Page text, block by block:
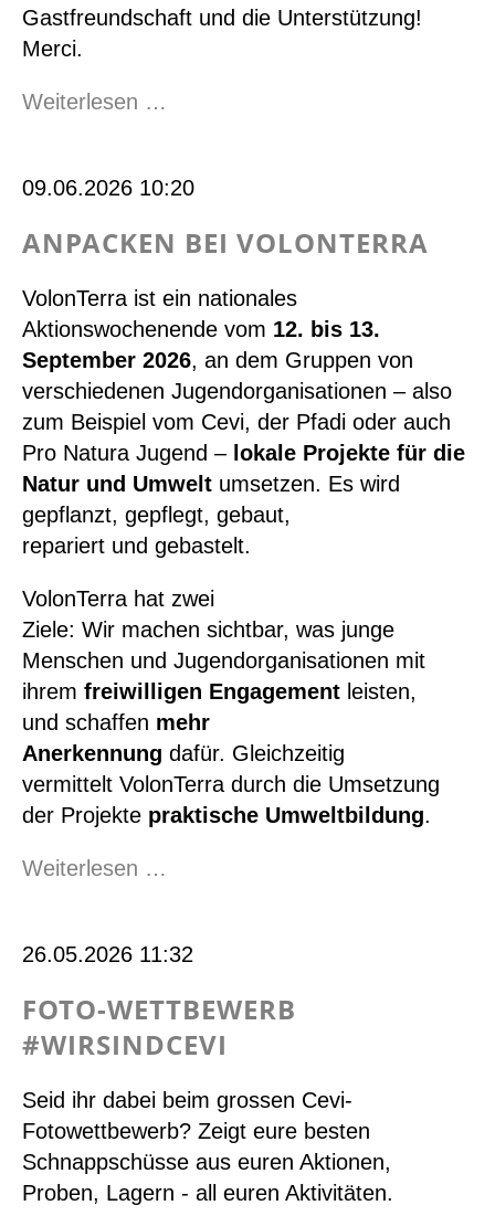
Gastfreundschaft und die Unterstützung!
Merci.
Weiterlesen …
Delegiertenkonferenz
09.06.2026 10:20
ANPACKEN BEI VOLONTERRA
VolonTerra ist ein nationales
Aktionswochenende vom 12. bis 13.
September 2026, an dem Gruppen von
verschiedenen Jugendorganisationen – also
zum Beispiel vom Cevi, der Pfadi oder auch
Pro Natura Jugend – lokale Projekte für die
Natur und Umwelt umsetzen. Es wird
gepflanzt, gepflegt, gebaut,
repariert und gebastelt.
VolonTerra hat zwei
Ziele: Wir machen sichtbar, was junge
Menschen und Jugendorganisationen mit
ihrem freiwilligen Engagement leisten,
und schaffen mehr
Anerkennung dafür. Gleichzeitig
vermittelt VolonTerra durch die Umsetzung
der Projekte praktische Umweltbildung.
Weiterlesen …
26.05.2026 11:32
FOTO-WETTBEWERB
#WIRSINDCEVI
Seid ihr dabei beim grossen Cevi-
Fotowettbewerb? Zeigt eure besten
Schnappschüsse aus euren Aktionen,
Proben, Lagern - all euren Aktivitäten.